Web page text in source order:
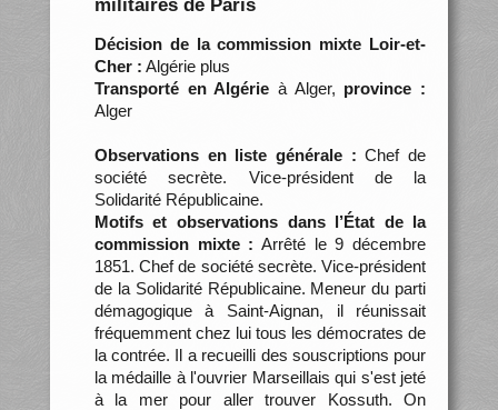
militaires de Paris
Décision de la commission mixte Loir-et-
Cher : Algérie plus
Transporté en Algérie à Alger, province :
Alger
Observations en liste générale : Chef de
société secrète. Vice-président de la
Solidarité Républicaine.
Motifs et observations dans l’État de la
commission mixte : Arrêté le 9 décembre
1851. Chef de société secrète. Vice-président
de la Solidarité Républicaine. Meneur du parti
démagogique à Saint-Aignan, il réunissait
fréquemment chez lui tous les démocrates de
la contrée. Il a recueilli des souscriptions pour
la médaille à l'ouvrier Marseillais qui s'est jeté
à la mer pour aller trouver Kossuth. On